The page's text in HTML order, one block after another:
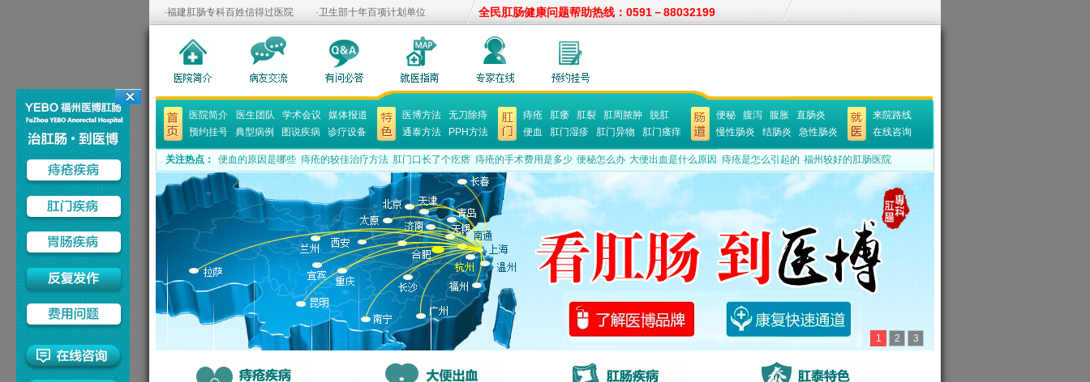
·福建肛肠专科百姓信得过医院 ·卫生部十年百项计划单位 全民肛肠健康问题帮助热线：0591－88032199
医院简介 医生团队 学术会议
媒体报道
预约挂号
典型病例 图说疾病 诊疗设备
医博方法
无刀除痔
通泰方法
PPH方法
痔疮 肛瘘 肛裂 肛周脓肿
脱肛
便血
肛门湿疹 肛门异物 肛门瘙痒
便秘 腹泻 腹胀
直肠炎
慢性肠炎
结肠炎 急性肠炎
来院路线
在线咨询
关注热点： 便血的原因是哪些 痔疮的较佳治疗方法 肛门口长了个疙瘩 痔疮的手术费用是多少 便秘怎么办 大便出血是什么原因 痔疮是怎么引起的福州较好的肛肠医院
1 2 3